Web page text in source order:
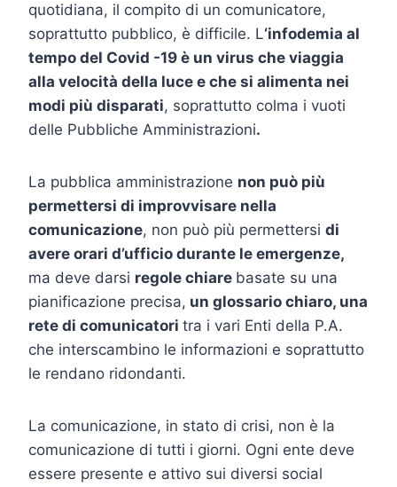
quotidiana, il compito di un comunicatore,
soprattutto pubblico, è difficile. L‘infodemia al
tempo del Covid -19 è un virus che viaggia
alla velocità della luce e che si alimenta nei
modi più disparati, soprattutto colma i vuoti
delle Pubbliche Amministrazioni.
La pubblica amministrazione non può più
permettersi di improvvisare nella
comunicazione, non può più permettersi di
avere orari d’ufficio durante le emergenze,
ma deve darsi regole chiare basate su una
pianificazione precisa, un glossario chiaro, una
rete di comunicatori tra i vari Enti della P.A.
che interscambino le informazioni e soprattutto
le rendano ridondanti.
La comunicazione, in stato di crisi, non è la
comunicazione di tutti i giorni. Ogni ente deve
essere presente e attivo sui diversi social